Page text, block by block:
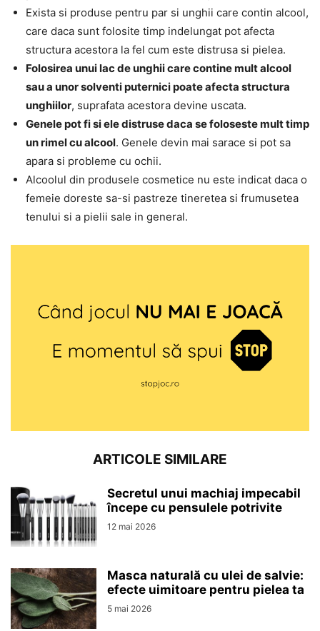
Exista si produse pentru par si unghii care contin alcool,
care daca sunt folosite timp indelungat pot afecta
structura acestora la fel cum este distrusa si pielea.
Folosirea unui lac de unghii care contine mult alcool
sau a unor solventi puternici poate afecta structura
unghiilor, suprafata acestora devine uscata.
Genele pot fi si ele distruse daca se foloseste mult timp
un rimel cu alcool. Genele devin mai sarace si pot sa
apara si probleme cu ochii.
Alcoolul din produsele cosmetice nu este indicat daca o
femeie doreste sa-si pastreze tineretea si frumusetea
tenului si a pielii sale in general.
ARTICOLE SIMILARE
Secretul unui machiaj impecabil
începe cu pensulele potrivite
12 mai 2026
Masca naturală cu ulei de salvie:
efecte uimitoare pentru pielea ta
5 mai 2026